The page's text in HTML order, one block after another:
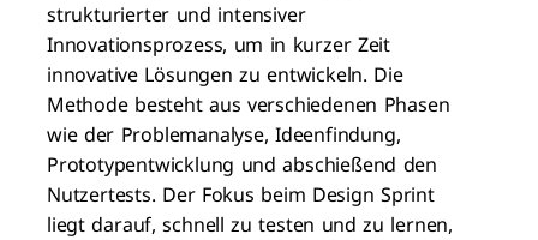
strukturierter und intensiver
Innovationsprozess, um in kurzer Zeit
innovative Lösungen zu entwickeln. Die
Methode besteht aus verschiedenen Phasen
wie der Problemanalyse, Ideenfindung,
Prototypentwicklung und abschießend den
Nutzertests. Der Fokus beim Design Sprint
liegt darauf, schnell zu testen und zu lernen,